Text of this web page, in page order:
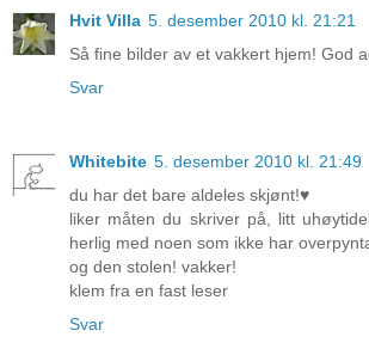
Hvit Villa 5. desember 2010 kl. 21:21
Så fine bilder av et vakkert hjem! God
Svar
Whitebite 5. desember 2010 kl. 21:49
du har det bare aldeles skjønt!♥
liker måten du skriver på, litt
herlig med noen som ikke har
og den stolen! vakker!
klem fra en fast leser
Svar